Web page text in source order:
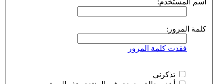
اسم المستخدم:
كلمة المرور:
فقدت كلمة المرور
تذكرني